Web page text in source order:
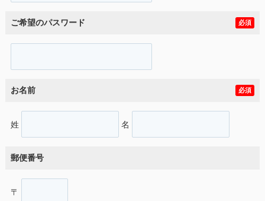
ご希望のパスワード 必須
お名前 必須
姓 名
郵便番号
〒